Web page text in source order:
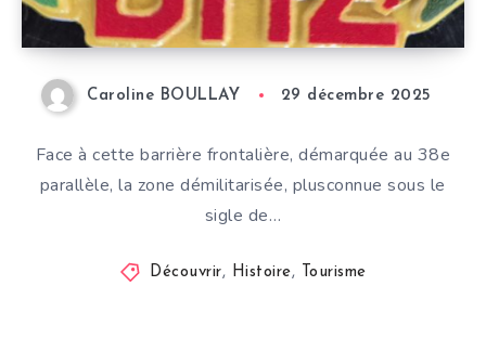
Caroline BOULLAY 29 décembre 2025
Face à cette barrière frontalière, démarquée au 38e
parallèle, la zone démilitarisée, plusconnue sous le
sigle de…
Découvrir, Histoire, Tourisme